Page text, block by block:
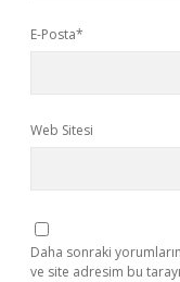
E-Posta*
Web Sitesi
Daha sonraki
ve site adresim bu